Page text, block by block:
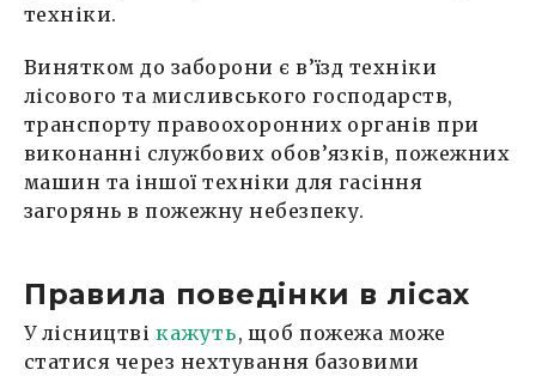
техніки.
Винятком до заборони є в’їзд техніки
лісового та мисливського господарств,
транспорту правоохоронних органів при
виконанні службових обов’язків, пожежних
машин та іншої техніки для гасіння
загорянь в пожежну небезпеку.
Правила поведінки в лісах
У лісництві кажуть, щоб пожежа може
статися через нехтування базовими